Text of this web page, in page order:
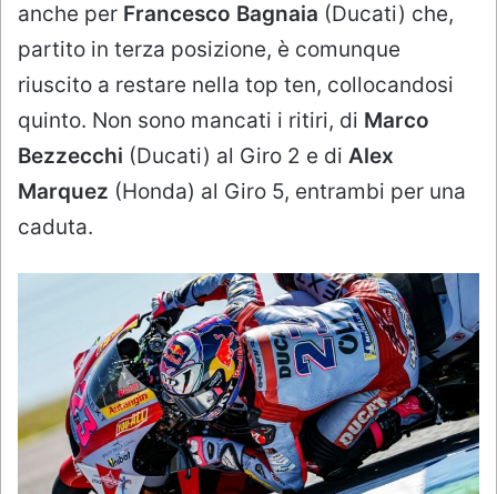
anche per Francesco Bagnaia (Ducati) che,
partito in terza posizione, è comunque
riuscito a restare nella top ten, collocandosi
quinto. Non sono mancati i ritiri, di Marco
Bezzecchi (Ducati) al Giro 2 e di Alex
Marquez (Honda) al Giro 5, entrambi per una
caduta.